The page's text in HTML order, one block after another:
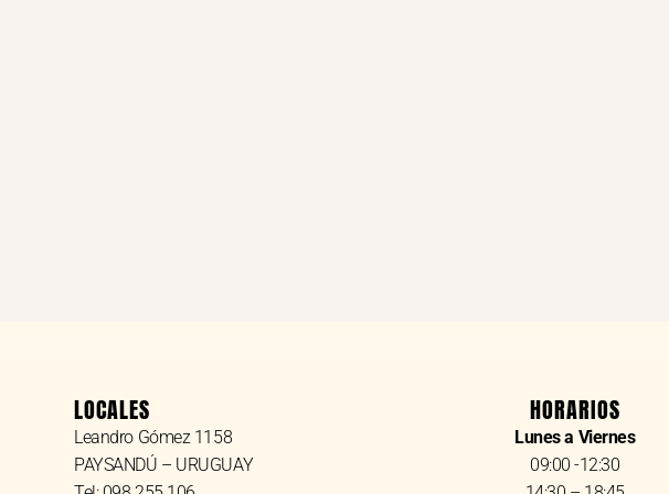
LOCALES
Leandro Gómez 1158
PAYSANDÚ – URUGUAY
HORARIOS
Lunes a Viernes
09:00 -12:30